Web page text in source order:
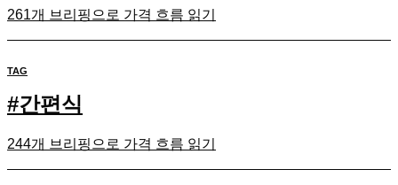
261개 브리핑으로 가격 흐름 읽기
TAG
#간편식
244개 브리핑으로 가격 흐름 읽기